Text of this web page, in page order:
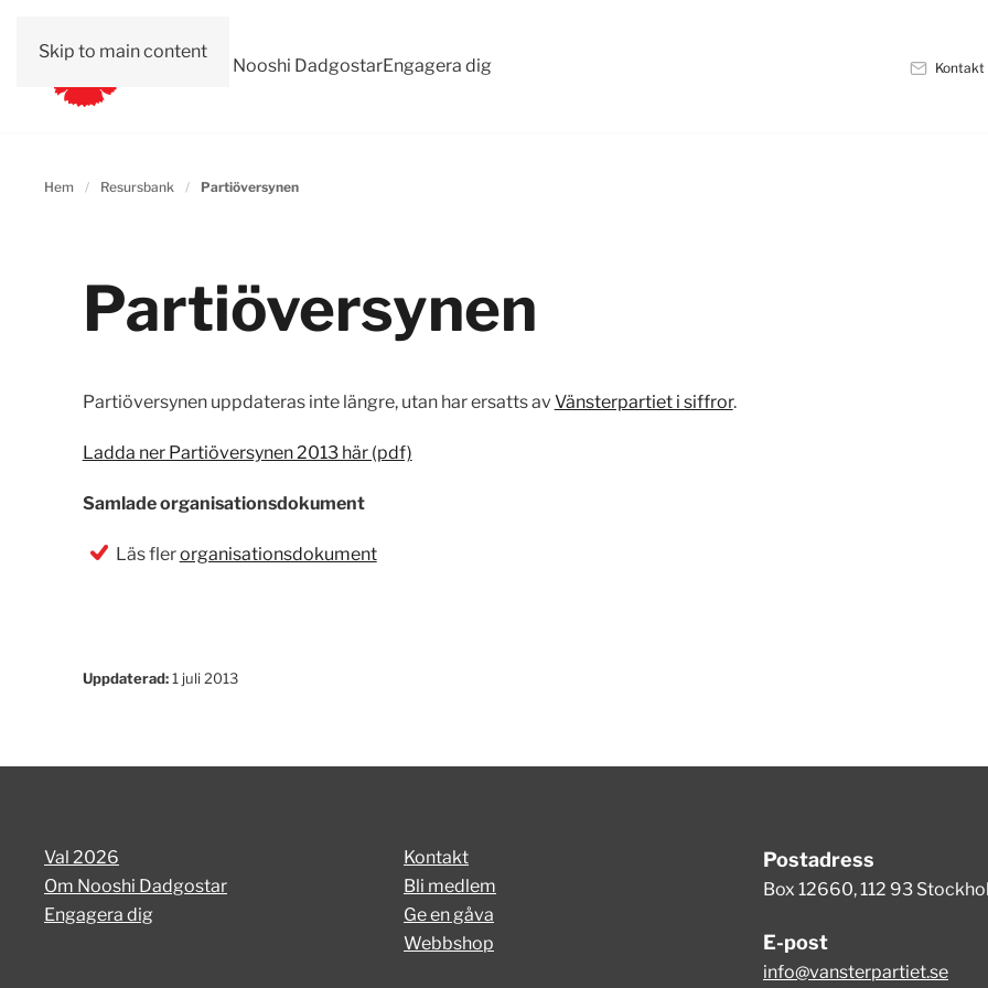
Skip to main content
Om Nooshi DadgostarEngagera dig Kontakt
Hem Resursbank Partiöversynen
Partiöversynen
Partiöversynen uppdateras inte längre, utan har ersatts avVänsterpartiet i siffror.
Ladda ner Partiöversynen 2013 här (pdf)
Samlade organisationsdokument
Läs flerorganisationsdokument
Uppdaterad:1 juli 2013
Val 2026
Om Nooshi Dadgostar
Engagera dig
Kontakt
Bli medlem
Ge en gåva
Webbshop
Postadress
Box 12660, 112 93
E-post
info@vansterpartiet.se